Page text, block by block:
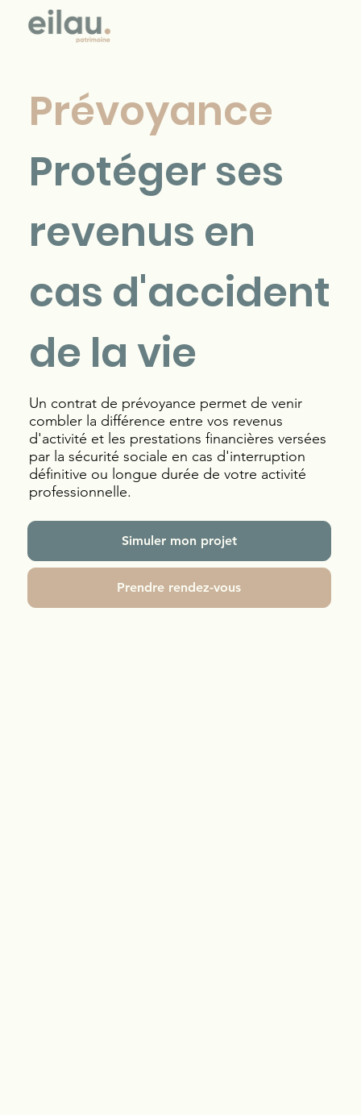
Prévoyance
Protéger ses
revenus en
cas d'accident
de la vie
Un contrat de prévoyance permet de venir
combler la différence entre vos revenus
d'activité et les prestations financières versées
par la sécurité sociale en cas d'interruption
définitive ou longue durée de votre activité
professionnelle.
Prendre rendez-vous
Simuler mon projet